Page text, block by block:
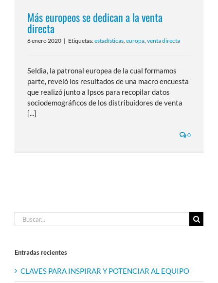
Más europeos se dedican a la venta
directa
6 enero 2020 | Etiquetas:estadísticas, europa, venta directa
Seldia, la patronal europea de la cual formamos
parte, reveló los resultados de una macro encuesta
que realizó junto a Ipsos para recopilar datos
sociodemográficos de los distribuidores de venta
[...]
0
Buscar:
Entradas recientes
CLAVES PARA INSPIRAR Y POTENCIAR AL EQUIPO